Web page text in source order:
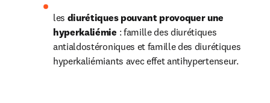
les diurétiques pouvant provoquer une
hyperkaliémie : famille des diurétiques
antialdostéroniques et famille des diurétiques
hyperkaliémiants avec effet antihypertenseur.